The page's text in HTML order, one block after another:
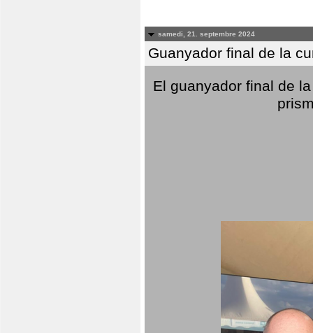
samedi, 21. septembre 2024
Guanyador final de la
El guanyador final de